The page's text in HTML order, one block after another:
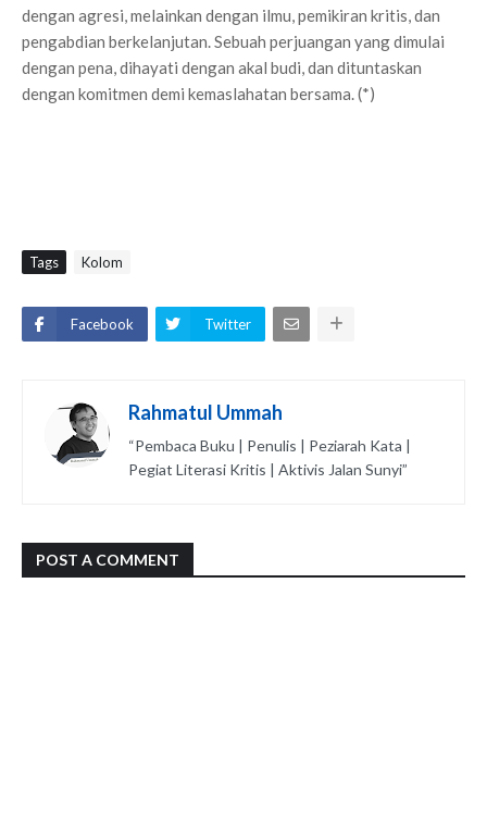
dengan agresi, melainkan dengan ilmu, pemikiran kritis, dan
pengabdian berkelanjutan. Sebuah perjuangan yang dimulai
dengan pena, dihayati dengan akal budi, dan dituntaskan
dengan komitmen demi kemaslahatan bersama. (*)
Tags Kolom
Facebook Twitter
Rahmatul Ummah
“Pembaca Buku | Penulis | Peziarah Kata |
Pegiat Literasi Kritis | Aktivis Jalan Sunyi”
POST A COMMENT